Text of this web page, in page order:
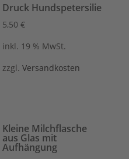
Druck Hundspetersilie
5,50€
inkl. 19 % MwSt.
zzgl.Versandkosten
Kleine Milchflasche
aus Glas mit
Aufhängung